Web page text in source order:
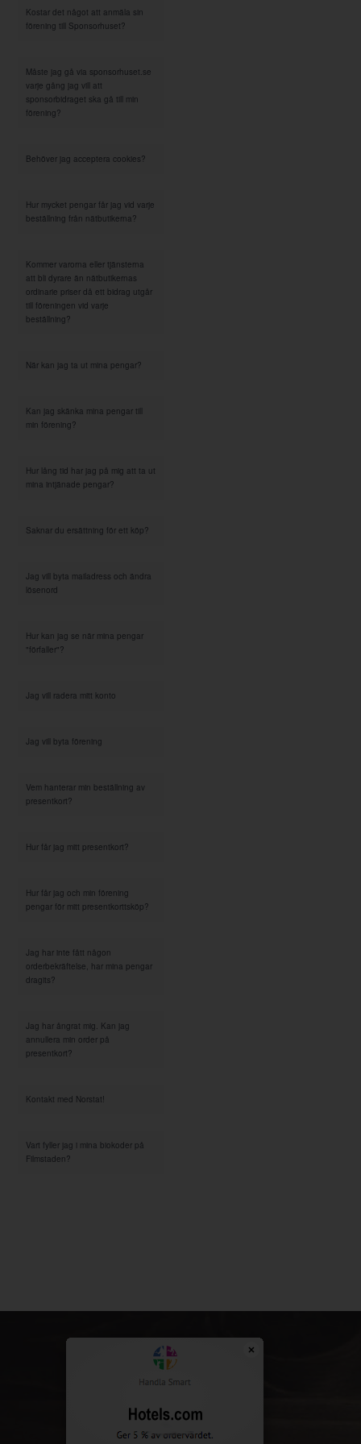
Kostar det något att anmäla sin
förening till Sponsorhuset?
Måste jag gå via sponsorhuset.se
varje gång jag vill att
sponsorbidraget ska gå till min
förening?
Behöver jag acceptera cookies?
Hur mycket pengar får jag vid varje
beställning från nätbutikerna?
Kommer varorna eller tjänsterna
att bli dyrare än nätbutikernas
ordinarie priser då ett bidrag utgår
till föreningen vid varje
beställning?
När kan jag ta ut mina pengar?
Kan jag skänka mina pengar till
min förening?
Hur lång tid har jag på mig att ta ut
mina intjänade pengar?
Saknar du ersättning för ett köp?
Jag vill byta mailadress och ändra
lösenord
Hur kan jag se när mina pengar
"förfaller"?
Jag vill radera mitt konto
Jag vill byta förening
Vem hanterar min beställning av
presentkort?
Hur får jag mitt presentkort?
Hur får jag och min förening
pengar för mitt presentkorttsköp?
Jag har inte fått någon
orderbekräftelse, har mina pengar
dragits?
Jag har ångrat mig. Kan jag
annullera min order på
presentkort?
Kontakt med Norstat!
Vart fyller jag i mina biokoder på
Filmstaden?